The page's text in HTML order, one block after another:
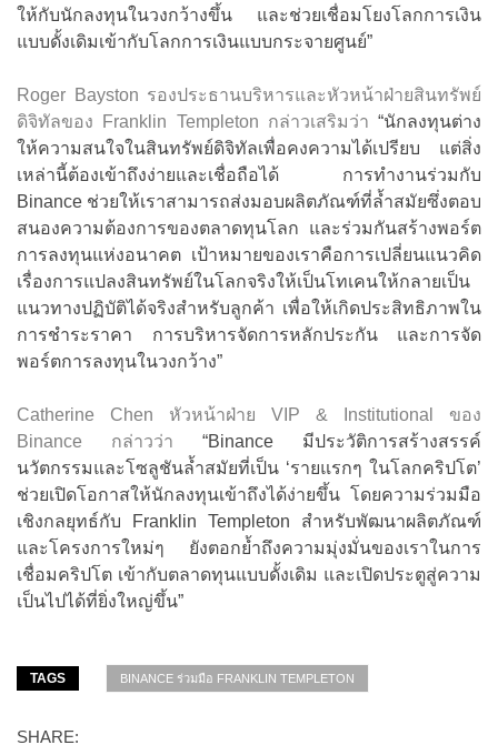
ให้กับนักลงทุนในวงกว้างขึ้น และช่วยเชื่อมโยงโลกการเงิน
แบบดั้งเดิมเข้ากับโลกการเงินแบบกระจายศูนย์”
Roger Bayston รองประธานบริหารและหัวหน้าฝ่ายสินทรัพย์
ดิจิทัลของ Franklin Templeton กล่าวเสริมว่า “นักลงทุนต่าง
ให้ความสนใจในสินทรัพย์ดิจิทัลเพื่อคงความได้เปรียบ แต่สิ่ง
เหล่านี้ต้องเข้าถึงง่ายและเชื่อถือได้ การทำงานร่วมกับ
Binance ช่วยให้เราสามารถส่งมอบผลิตภัณฑ์ที่ล้ำสมัยซึ่งตอบ
สนองความต้องการของตลาดทุนโลก และร่วมกันสร้างพอร์ต
การลงทุนแห่งอนาคต เป้าหมายของเราคือการเปลี่ยนแนวคิด
เรื่องการแปลงสินทรัพย์ในโลกจริงให้เป็นโทเคนให้กลายเป็น
แนวทางปฏิบัติได้จริงสำหรับลูกค้า เพื่อให้เกิดประสิทธิภาพใน
การชำระราคา การบริหารจัดการหลักประกัน และการจัด
พอร์ตการลงทุนในวงกว้าง”
Catherine Chen หัวหน้าฝ่าย VIP & Institutional ของ
Binance กล่าวว่า “Binance มีประวัติการสร้างสรรค์
นวัตกรรมและโซลูชันล้ำสมัยที่เป็น ‘รายแรกๆ ในโลกคริปโต’
ช่วยเปิดโอกาสให้นักลงทุนเข้าถึงได้ง่ายขึ้น โดยความร่วมมือ
เชิงกลยุทธ์กับ Franklin Templeton สำหรับพัฒนาผลิตภัณฑ์
และโครงการใหม่ๆ ยังตอกย้ำถึงความมุ่งมั่นของเราในการ
เชื่อมคริปโต เข้ากับตลาดทุนแบบดั้งเดิม และเปิดประตูสู่ความ
เป็นไปได้ที่ยิ่งใหญ่ขึ้น”
TAGS BINANCE ร่วมมือ FRANKLIN TEMPLETON
SHARE: